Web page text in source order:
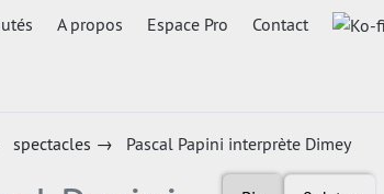
A propos Espace Pro Contact
spectacles → Pascal Papini interprète Dimey